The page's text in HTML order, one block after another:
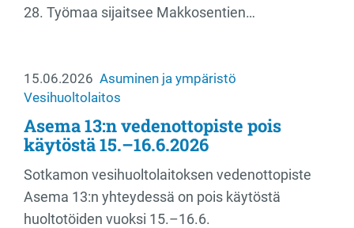
28. Työmaa sijaitsee Makkosentien…
15.06.2026 Asuminen ja ympäristö
Vesihuoltolaitos
Asema 13:n vedenottopiste pois
käytöstä 15.–16.6.2026
Sotkamon vesihuoltolaitoksen vedenottopiste
Asema 13:n yhteydessä on pois käytöstä
huoltotöiden vuoksi 15.–16.6.